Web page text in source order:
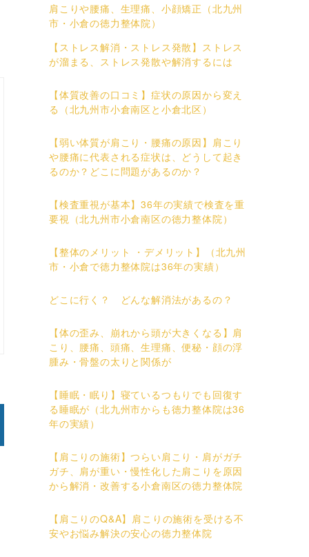
肩こりや腰痛、生理痛、小顔矯正（北九州
市・小倉の徳力整体院）
【ストレス解消・ストレス発散】ストレス
が溜まる、ストレス発散や解消するには
【体質改善の口コミ】症状の原因から変え
る（北九州市小倉南区と小倉北区）
【弱い体質が肩こり・腰痛の原因】肩こり
や腰痛に代表される症状は、どうして起き
るのか？どこに問題があるのか？
【検査重視が基本】36年の実績で検査を重
要視（北九州市小倉南区の徳力整体院）
【整体のメリット ・デメリット】（北九州
市・小倉で徳力整体院は36年の実績）
どこに行く？ どんな解消法があるの？
【体の歪み、崩れから頭が大きくなる】肩
こり、腰痛、頭痛、生理痛、便秘・顔の浮
腫み・骨盤の太りと関係が
【睡眠・眠り】寝ているつもりでも回復す
る睡眠が（北九州市からも徳力整体院は36
年の実績）
【肩こりの施術】つらい肩こり・肩がガチ
ガチ、肩が重い・慢性化した肩こりを原因
から解消・改善する小倉南区の徳力整体院
【肩こりのQ&A】肩こりの施術を受ける不
安やお悩み解決の安心の徳力整体院